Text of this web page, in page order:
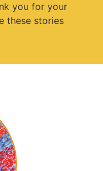
you for your
these stories